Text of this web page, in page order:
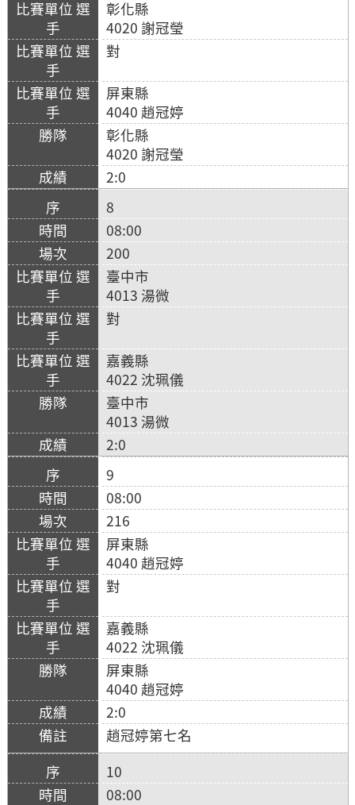
彰化縣
4020 謝冠瑩
對
屏東縣
4040 趙冠婷
彰化縣
4020 謝冠瑩
2:0
8
08:00
200
臺中市
4013 湯微
對
嘉義縣
4022 沈珮儀
臺中市
4013 湯微
2:0
9
08:00
216
屏東縣
4040 趙冠婷
對
嘉義縣
4022 沈珮儀
屏東縣
4040 趙冠婷
2:0
趙冠婷第七名
10
08:00